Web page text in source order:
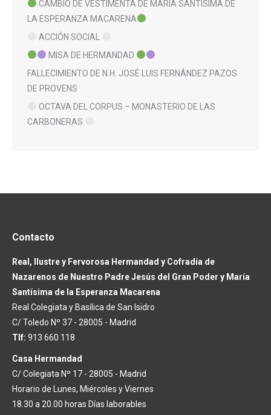
CAMBIO DE VESTIMENTA DE MARIA SANTÍSIMA DE
LA ESPERANZA MACARENA
ACCIÓN SOCIAL
MISA DE HERMANDAD
FALLECIMIENTO DE N.H. JOSÉ LUIS FERNÁNDEZ PAZOS
DE PROVENS
OCTAVA DEL CORPUS – MONASTERIO DE LAS
CARBONERAS
Contacto
Real, Ilustre y Fervorosa Hermandad y Cofradía de
Nazarenos de Nuestro Padre Jesús del Gran Poder y María
Santísima de la Esperanza Macarena
Real Colegiata y Basílica de San Isidro
C/ Toledo Nº 37 - 28005 - Madrid
Tlf: 913 660 118
Casa Hermandad
C/ Colegiata Nº 17 - 28005 - Madrid
Horario de Lunes, Miércoles y Viernes
18.30 a 20.00 horas Días laborables